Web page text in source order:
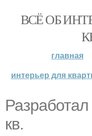
ВСЁ ОБ
главная
интерьер для
кв.